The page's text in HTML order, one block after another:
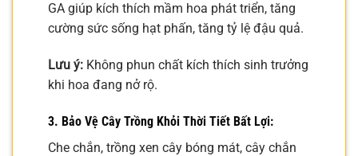
GA giúp kích thích mầm hoa phát triển, tăng
cường sức sống hạt phấn, tăng tỷ lệ đậu quả.
Lưu ý: Không phun chất kích thích sinh trưởng
khi hoa đang nở rộ.
3. Bảo Vệ Cây Trồng Khỏi Thời Tiết Bất Lợi:
Che chắn, trồng xen cây bóng mát, cây chắn